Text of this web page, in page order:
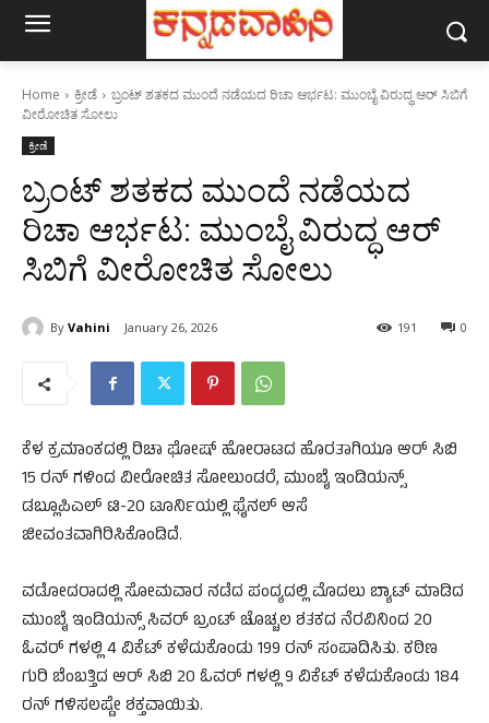
Home ಕ್ರೀಡೆ
ಬ್ರಂಟ್‌ ಶತಕದ ಮುಂದೆ ನಡೆಯದ ರಿಚಾ ಆರ್ಭಟ: ಮುಂಬೈ ವಿರುದ್ಧ ಆರ್‌ ಸಿಬಿಗೆ
ವೀರೋಚಿತ ಸೋಲು
ಕ್ರೀಡೆ
ಬ್ರಂಟ್‌ ಶತಕದ ಮುಂದೆ ನಡೆಯದ
ರಿಚಾ ಆರ್ಭಟ: ಮುಂಬೈ ವಿರುದ್ಧ ಆರ್‌
ಸಿಬಿಗೆ ವೀರೋಚಿತ ಸೋಲು
By Vahini January 26, 2026 0
191
ಕೆಳ ಕ್ರಮಾಂಕದಲ್ಲಿ ರಿಚಾ ಘೋಷ್‌ ಹೋರಾಟದ ಹೊರತಾಗಿಯೂ ಆರ್‌ ಸಿಬಿ
15 ರನ್‌ ಗಳಿಂದ ವೀರೋಚಿತ ಸೋಲುಂಡರೆ, ಮುಂಬೈ ಇಂಡಿಯನ್ಸ್‌
ಡಬ್ಲೂಪಿಎಲ್‌ ಟಿ-20 ಟೂರ್ನಿಯಲ್ಲಿ ಫೈನಲ್‌ ಆಸೆ
ಜೀವಂತವಾಗಿರಿಸಿಕೊಂಡಿದೆ.
ವಡೋದರಾದಲ್ಲಿ ಸೋಮವಾರ ನಡೆದ ಪಂದ್ಯದಲ್ಲಿ ಮೊದಲು ಬ್ಯಾಟ್‌ ಮಾಡಿದ
ಮುಂಬೈ ಇಂಡಿಯನ್ಸ್‌ ಸಿವರ್‌ ಬ್ರಂಟ್‌ ಚೊಚ್ಚಲ ಶತಕದ ನೆರವಿನಿಂದ 20
ಓವರ್‌ ಗಳಲ್ಲಿ 4 ವಿಕೆಟ್‌ ಕಳೆದುಕೊಂಡು 199 ರನ್‌ ಸಂಪಾದಿಸಿತು. ಕಠಿಣ
ಗುರಿ ಬೆಂಬತ್ತಿದ ಆರ್‌ ಸಿಬಿ 20 ಓವರ್‌ ಗಳಲ್ಲಿ 9 ವಿಕೆಟ್‌ ಕಳೆದುಕೊಂಡು 184
ರನ್‌ ಗಳಿಸಲಷ್ಟೇ ಶಕ್ತವಾಯಿತು.